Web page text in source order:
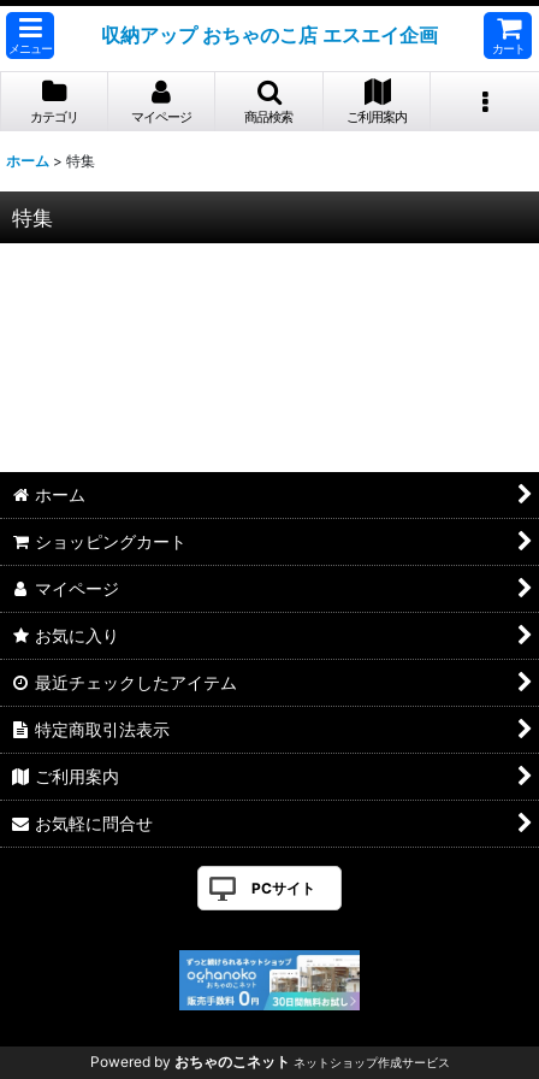
メニュー
収納アップ おちゃのこ店 エスエイ企画
カート
カテゴリ マイページ 商品検索 ご利用案内
ホーム > 特集
特集
ホーム
ショッピングカート
マイページ
お気に入り
最近チェックしたアイテム
特定商取引法表示
ご利用案内
お気軽に問合せ
PCサイト
Powered by おちゃのこネット ネットショップ作成サービス